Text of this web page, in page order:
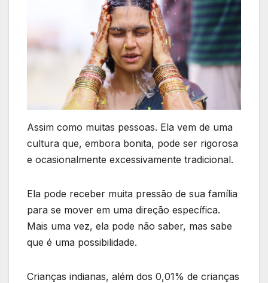
Assim como muitas pessoas. Ela vem de uma
cultura que, embora bonita, pode ser rigorosa
e ocasionalmente excessivamente tradicional.
Ela pode receber muita pressão de sua família
para se mover em uma direção específica.
Mais uma vez, ela pode não saber, mas sabe
que é uma possibilidade.
Crianças indianas, além dos 0,01% de crianças